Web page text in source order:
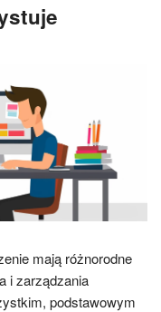
mają różnorodne
i zarządzania
podstawowym